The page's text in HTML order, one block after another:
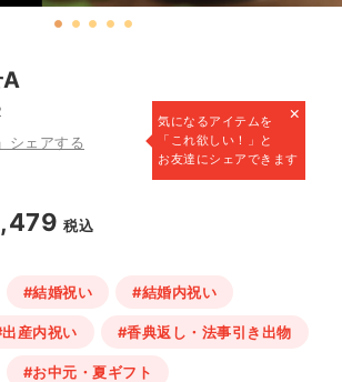
A
×
気になるアイテムを
「これ欲しい！」と
お友達にシェアできます
シェアする
税込
#結婚祝い #結婚内祝い
産内祝い #香典返し・法事引き出物
#お中元・夏ギフト